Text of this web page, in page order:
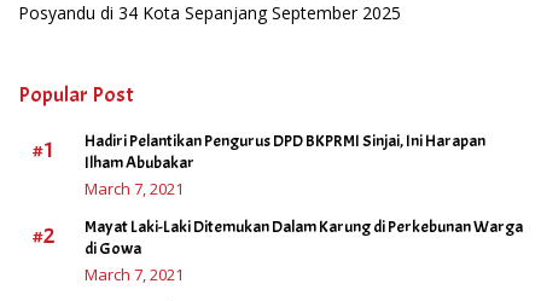
Posyandu di 34 Kota Sepanjang September 2025
Popular Post
#1
Hadiri Pelantikan Pengurus DPD BKPRMI Sinjai, Ini Harapan
Ilham Abubakar
March 7, 2021
#2
Mayat Laki-Laki Ditemukan Dalam Karung di Perkebunan Warga
di Gowa
March 7, 2021